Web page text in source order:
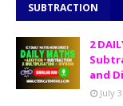
SUBTRACTION
2
and
July